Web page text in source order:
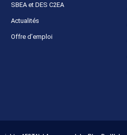
SBEA et DES C2EA
Actualités
Offre d’emploi